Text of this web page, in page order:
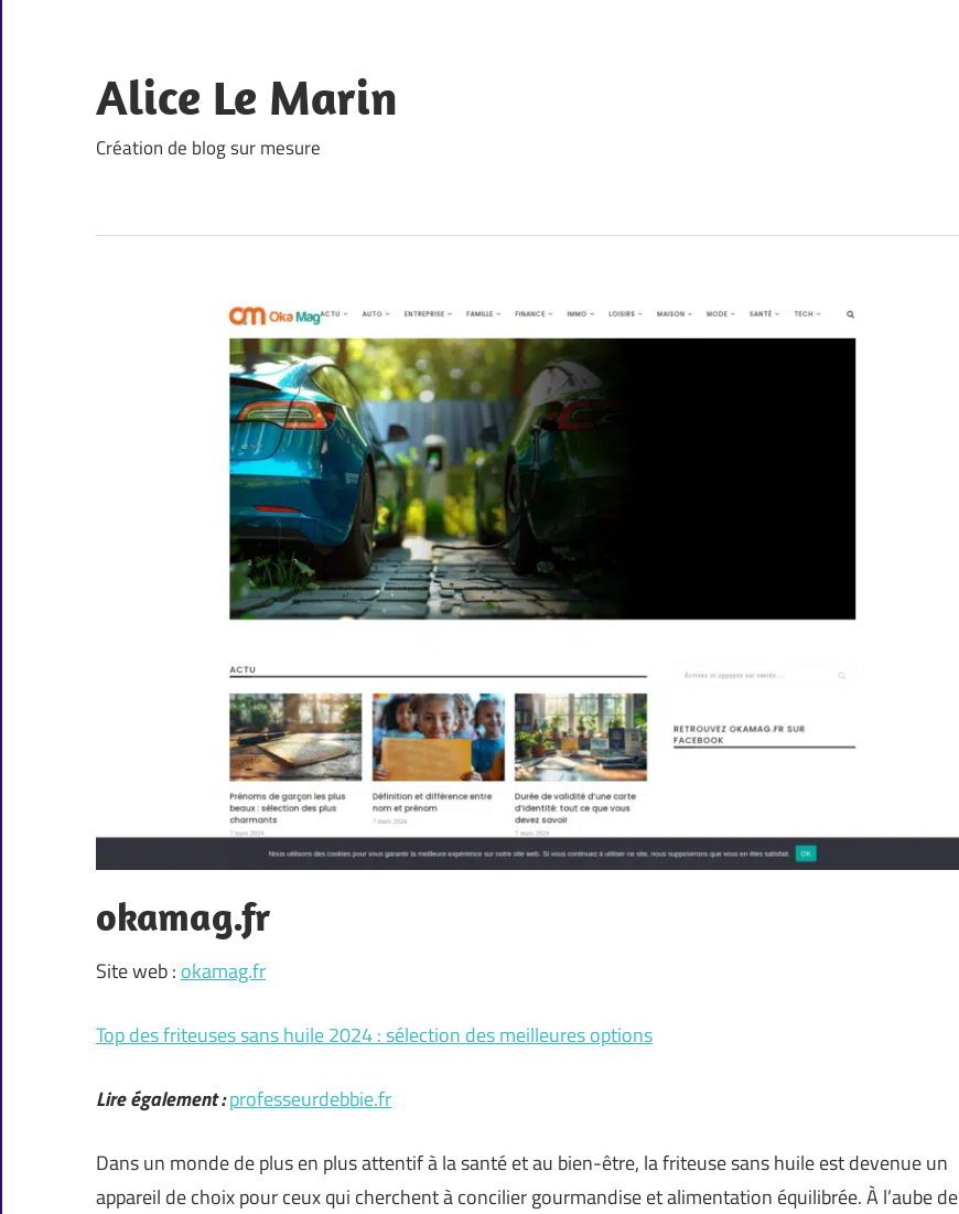
content
Alice Le Marin
Création de blog sur mesure
okamag.fr
Site web : okamag.fr
Top des friteuses sans huile 2024 : sélection des meilleures options
Lire également :professeurdebbie.fr
Dans un monde de plus en plus attentif à la santé et au bien-être, la friteuse sans huile est devenue un
appareil de choix pour ceux qui cherchent à concilier gourmandise et alimentation équilibrée. À l’aube de